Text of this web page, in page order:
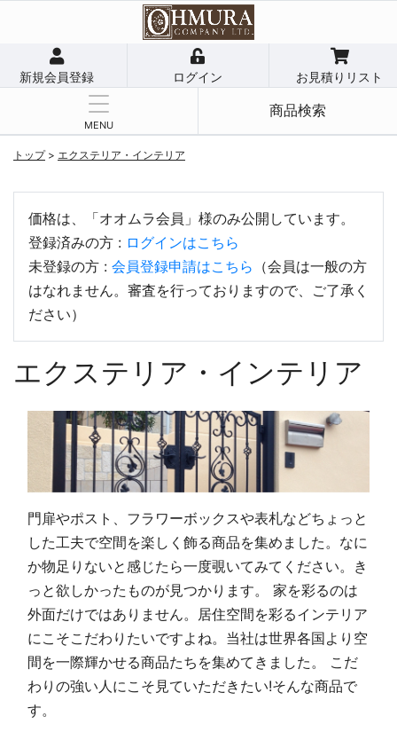
新規会員登録 ログイン お見積りリスト
MENU
商品検索
トップ> エクステリア・インテリア
価格は、「オオムラ会員」様のみ公開しています。
登録済みの方 : ログインはこちら
未登録の方 : 会員登録申請はこちら （会員は一般の方
はなれません。審査を行っておりますので、ご了承く
ださい）
エクステリア・インテリア
門扉やポスト、フラワーボックスや表札などちょっと
した工夫で空間を楽しく飾る商品を集めました。なに
か物足りないと感じたら一度覗いてみてください。き
っと欲しかったものが見つかります。 家を彩るのは
外面だけではありません。居住空間を彩るインテリア
にこそこだわりたいですよね。当社は世界各国より空
間を一際輝かせる商品たちを集めてきました。 こだ
わりの強い人にこそ見ていただきたい!そんな商品で
す。